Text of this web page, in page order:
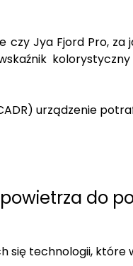
Jya Fjord Pro,
urządzenie
do
się technologii,